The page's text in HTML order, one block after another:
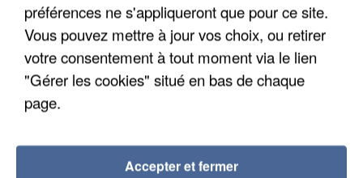
préférences ne s'appliqueront que pour ce site.
Vous pouvez mettre à jour vos choix, ou retirer
votre consentement à tout moment via le lien
"Gérer les cookies" situé en bas de chaque
page.
Accepter et fermer